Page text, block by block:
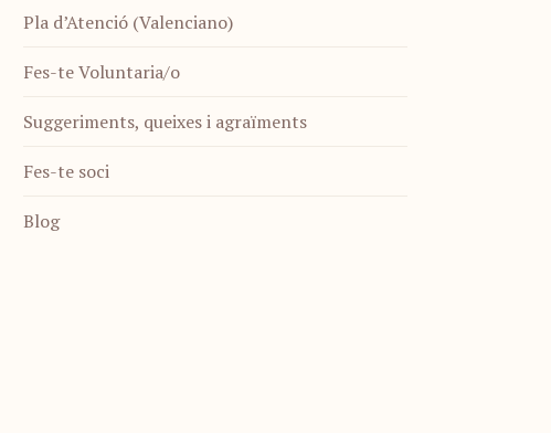
Pla d’Atenció (Valenciano)
Fes-te Voluntaria/o
Suggeriments, queixes i agraïments
Fes-te soci
Blog